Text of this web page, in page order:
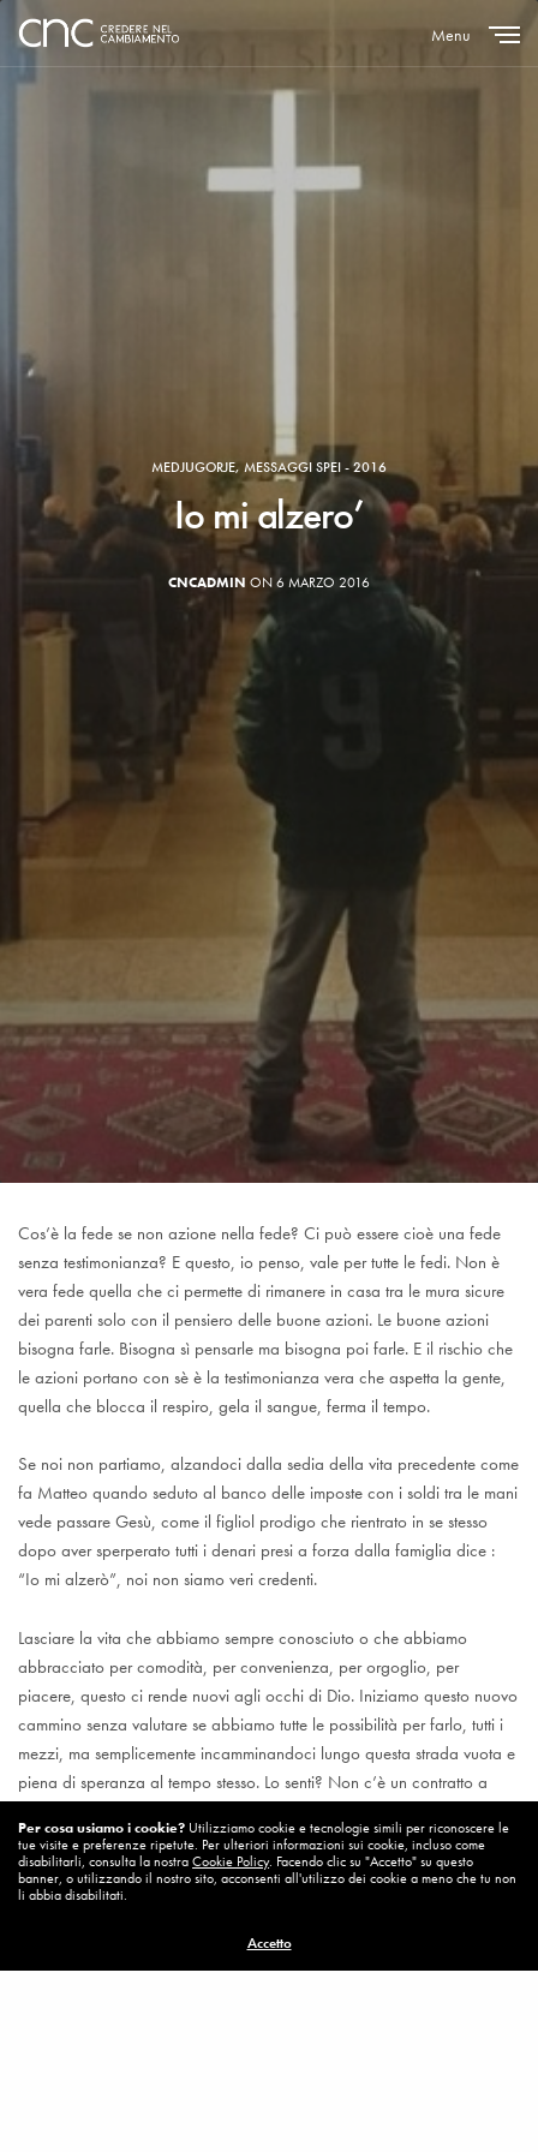
Menu
MEDJUGORJE,MESSAGGI SPEI - 2016
Io mi alzero’
CNCADMIN ON 6 MARZO 2016
Cos’è la fede se non azione nella fede? Ci può essere cioè una fede
senza testimonianza? E questo, io penso, vale per tutte le fedi. Non è
vera fede quella che ci permette di rimanere in casa tra le mura sicure
dei parenti solo con il pensiero delle buone azioni. Le buone azioni
bisogna farle. Bisogna sì pensarle ma bisogna poi farle. E il rischio che
le azioni portano con sè è la testimonianza vera che aspetta la gente,
quella che blocca il respiro, gela il sangue, ferma il tempo.
Se noi non partiamo, alzandoci dalla sedia della vita precedente come
fa Matteo quando seduto al banco delle imposte con i soldi tra le mani
vede passare Gesù, come il figliol prodigo che rientrato in se stesso
dopo aver sperperato tutti i denari presi a forza dalla famiglia dice :
“Io mi alzerò”, noi non siamo veri credenti.
Lasciare la vita che abbiamo sempre conosciuto o che abbiamo
abbracciato per comodità, per convenienza, per orgoglio, per
piacere, questo ci rende nuovi agli occhi di Dio. Iniziamo questo nuovo
cammino senza valutare se abbiamo tutte le possibilità per farlo, tutti i
mezzi, ma semplicemente incamminandoci lungo questa strada vuota e
piena di speranza al tempo stesso. Lo senti? Non c’è un contratto a
Per cosa usiamo i cookie? Utilizziamo cookie e tecnologie simili per riconoscere le
tue visite e preferenze ripetute. Per ulteriori informazioni sui cookie, incluso come
disabilitarli, consulta la nostraCookie Policy. Facendo clic su "Accetto" su questo
banner, o utilizzando il nostro sito, acconsenti all'utilizzo dei cookie a meno che tu non
li abbia disabilitati.
Accetto